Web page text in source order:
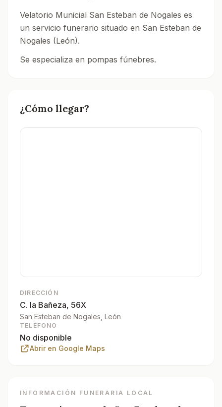
Velatorio Municial San Esteban de Nogales es
un servicio funerario situado en San Esteban de
Nogales (León).
Se especializa en pompas fúnebres.
¿Cómo llegar?
DIRECCIÓN
C. la Bañeza, 56X
San Esteban de Nogales , León
TELÉFONO
No disponible
Abrir en Google Maps
INFORMACIÓN FUNERARIA LOCAL